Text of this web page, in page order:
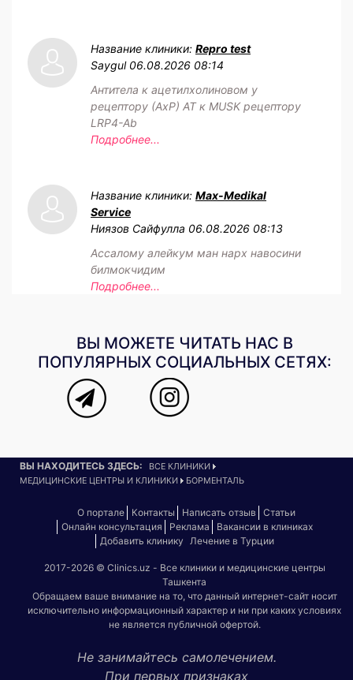
Название клиники: Repro test
Saygul 06.08.2026 08:14
Антитела к ацетилхолиновом у
рецептору (АхР) АТ к MUSK рецептору
LRP4-Ab
Подробнее...
Название клиники: Max-Medikal
Service
Ниязов Сайфулла 06.08.2026 08:13
Ассалому алейкум ман нарх навосини
билмокчидим
Подробнее...
ВЫ МОЖЕТЕ ЧИТАТЬ НАС В
ПОПУЛЯРНЫХ СОЦИАЛЬНЫХ СЕТЯХ:
ВЫ НАХОДИТЕСЬ ЗДЕСЬ:
ВСЕ КЛИНИКИ
МЕДИЦИНСКИЕ ЦЕНТРЫ И КЛИНИКИ
БОРМЕНТАЛЬ
О портале Контакты Написать отзыв
Статьи
Онлайн консультация
Реклама
Вакансии в клиниках
Добавить клинику
Лечение в Турции
2017-2026 © Clinics.uz - Все клиники и медицинские центры
Ташкента
Обращаем ваше внимание на то, что данный интернет-сайт носит
исключительно информационный характер и ни при каких условиях
не является публичной офертой.
Не занимайтесь самолечением.
При первых признаках